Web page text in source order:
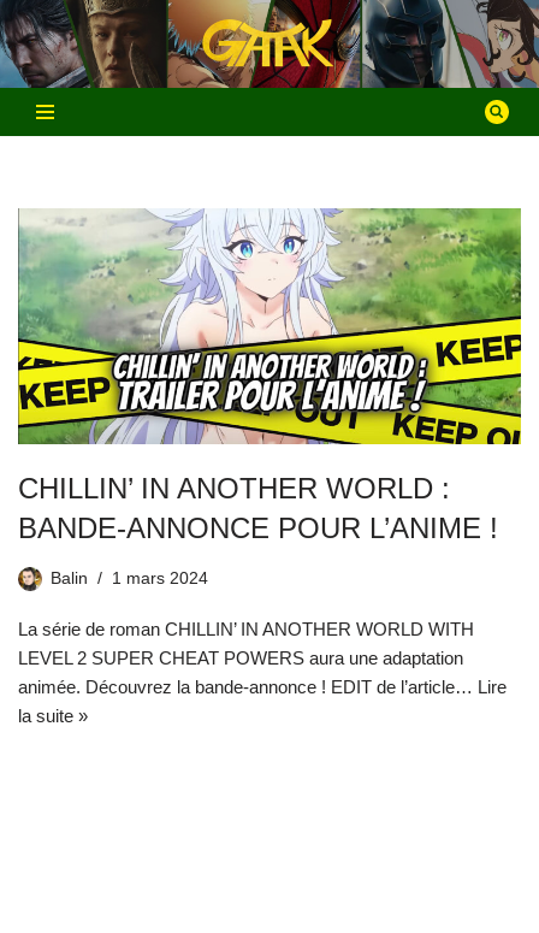
Aller
au
contenu
CHILLIN’ IN ANOTHER WORLD :
BANDE-ANNONCE POUR L’ANIME !
Balin 1 mars 2024
La série de roman CHILLIN’ IN ANOTHER WORLD WITH
LEVEL 2 SUPER CHEAT POWERS aura une adaptation
animée. Découvrez la bande-annonce ! EDIT de l’article… Lire
la suite »